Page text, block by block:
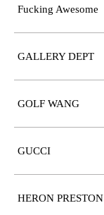
Fucking Awesome
GALLERY DEPT
GOLF WANG
GUCCI
HERON PRESTON